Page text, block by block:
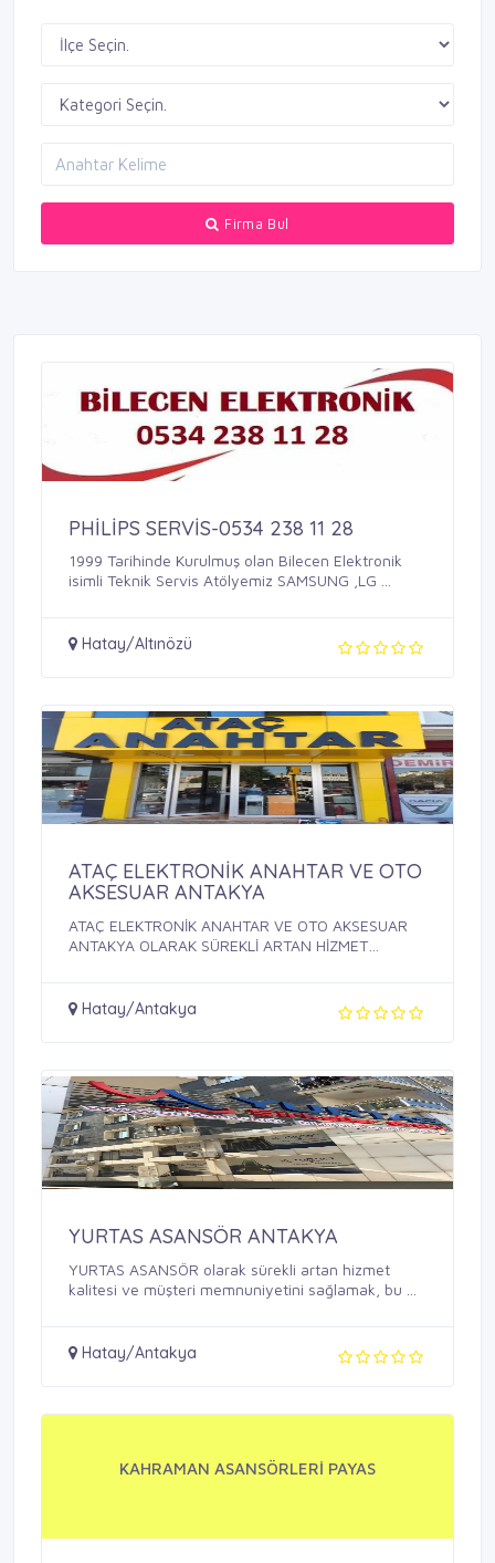
Firma Bul
PHİLİPS SERVİS-0534 238 11 28
1999 Tarihinde Kurulmuş olan Bilecen Elektronik
isimli Teknik Servis Atölyemiz SAMSUNG ,LG ...
Hatay/Altınözü
ATAÇ ELEKTRONİK ANAHTAR VE OTO
AKSESUAR ANTAKYA
ATAÇ ELEKTRONİK ANAHTAR VE OTO AKSESUAR
ANTAKYA OLARAK SÜREKLİ ARTAN HİZMET
Hatay/Antakya
YURTAS ASANSÖR ANTAKYA
YURTAS ASANSÖR olarak sürekli artan hizmet
kalitesi ve müşteri memnuniyetini sağlamak, bu ...
Hatay/Antakya
KAHRAMAN ASANSÖRLERİ PAYAS